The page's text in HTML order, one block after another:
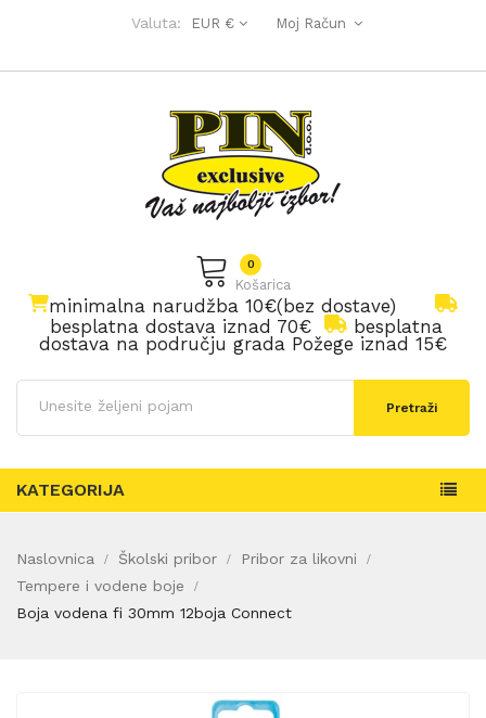
Valuta: EUR € Moj Račun
Košarica
0
minimalna narudžba 10€(bez dostave)
besplatna dostava iznad 70€
besplatna
dostava na području grada Požege iznad 15€
Pretraži
KATEGORIJA
Naslovnica Školski pribor
Pribor za likovni
Tempere i vodene boje
Boja vodena fi 30mm 12boja Connect